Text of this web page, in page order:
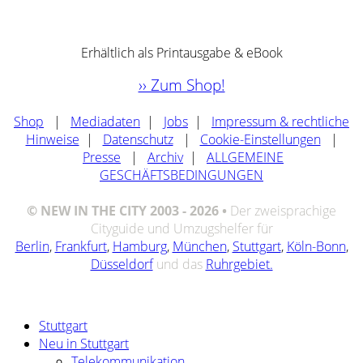
Erhältlich als Printausgabe & eBook
›› Zum Shop!
Shop | Mediadaten | Jobs | Impressum & rechtliche
Hinweise | Datenschutz | Cookie-Einstellungen
|
Presse | Archiv | ALLGEMEINE
GESCHÄFTSBEDINGUNGEN
© NEW IN THE CITY 2003 - 2026 • Der zweisprachige
Cityguide und Umzugshelfer für
Berlin, Frankfurt, Hamburg, München, Stuttgart, Köln-Bonn,
Düsseldorf und das Ruhrgebiet.
Stuttgart
Neu in Stuttgart